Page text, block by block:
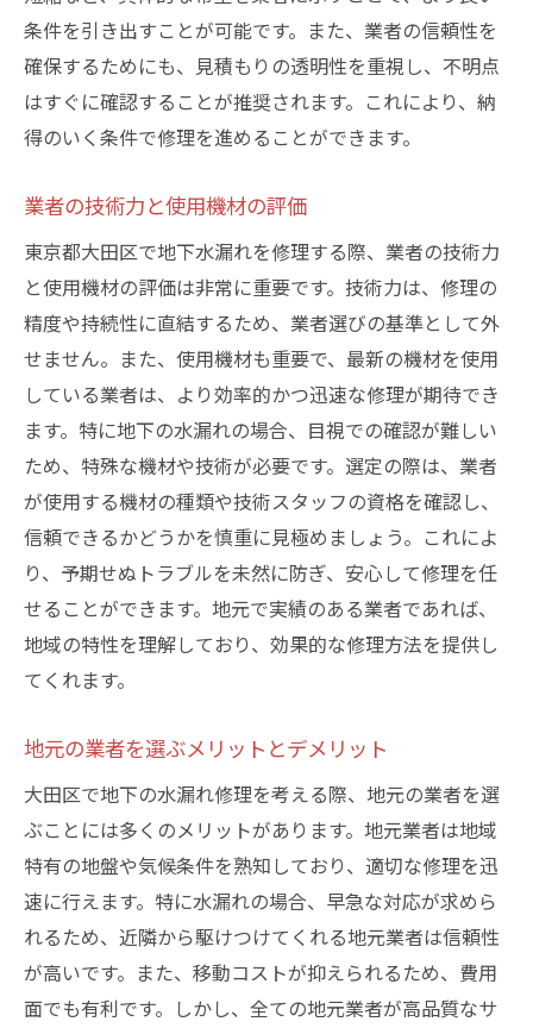
条件を引き出すことが可能です。また、業者の信頼性を
確保するためにも、見積もりの透明性を重視し、不明点
はすぐに確認することが推奨されます。これにより、納
得のいく条件で修理を進めることができます。
業者の技術力と使用機材の評価
東京都大田区で地下水漏れを修理する際、業者の技術力
と使用機材の評価は非常に重要です。技術力は、修理の
精度や持続性に直結するため、業者選びの基準として外
せません。また、使用機材も重要で、最新の機材を使用
している業者は、より効率的かつ迅速な修理が期待でき
ます。特に地下の水漏れの場合、目視での確認が難しい
ため、特殊な機材や技術が必要です。選定の際は、業者
が使用する機材の種類や技術スタッフの資格を確認し、
信頼できるかどうかを慎重に見極めましょう。これによ
り、予期せぬトラブルを未然に防ぎ、安心して修理を任
せることができます。地元で実績のある業者であれば、
地域の特性を理解しており、効果的な修理方法を提供し
てくれます。
地元の業者を選ぶメリットとデメリット
大田区で地下の水漏れ修理を考える際、地元の業者を選
ぶことには多くのメリットがあります。地元業者は地域
特有の地盤や気候条件を熟知しており、適切な修理を迅
速に行えます。特に水漏れの場合、早急な対応が求めら
れるため、近隣から駆けつけてくれる地元業者は信頼性
が高いです。また、移動コストが抑えられるため、費用
面でも有利です。しかし、全ての地元業者が高品質なサ